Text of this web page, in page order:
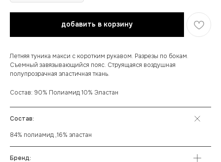
добавить в корзину
Летняя туника макси с коротким рукавом. Разрезы по бокам.
Съемный завязывающийся пояс. Струящаяся воздушная
полупрозрачная эластичная ткань.
Состав: 90% Полиамид 10% Эластан
Состав:
84% полиамид ,16% эластан
Бренд: